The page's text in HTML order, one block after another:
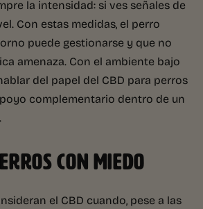
la intensidad: si ves señales de
Con estas medidas, el perro
puede gestionarse y que no
amenaza. Con el ambiente bajo
del papel del CBD para perros
complementario dentro de un
CON MIEDO
el CBD cuando, pese a las